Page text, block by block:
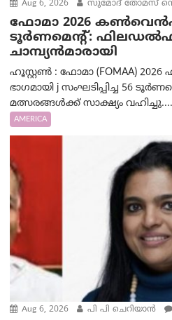
Aug 6, 2026 സുമോദ് തോമസ്
ഫോമാ 2026
ടൂർണമെന്റ്:
ചാമ്പ്യൻമാരായി
ഹൂസ്റ്റൺ : ഫോമാ (FOMAA)
ഭാഗമായി j സംഘടിപ്പിച്ച 56
മത്സരങ്ങൾക്ക് സാക്ഷ്യം വഹിച്ചു....
AMERICA
Aug 6, 2026 പി പി ചെറിയാൻ